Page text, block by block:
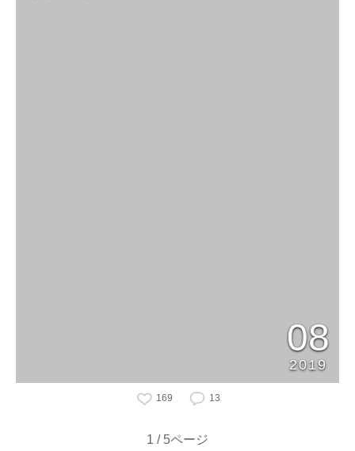
08
2019
169 13
1 / 5ページ